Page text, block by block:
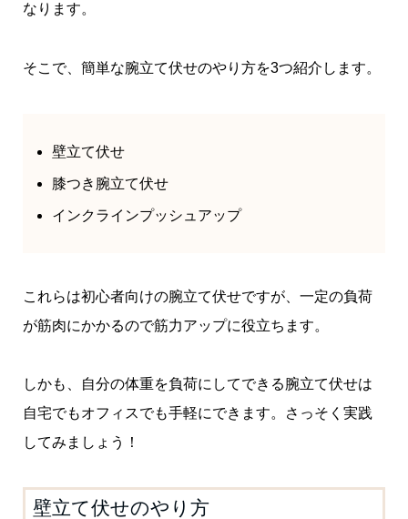
なります。
そこで、簡単な腕立て伏せのやり方を3つ紹介します。
壁立て伏せ
膝つき腕立て伏せ
インクラインプッシュアップ
これらは初心者向けの腕立て伏せですが、一定の負荷
が筋肉にかかるので筋力アップに役立ちます。
しかも、自分の体重を負荷にしてできる腕立て伏せは
自宅でもオフィスでも手軽にできます。さっそく実践
してみましょう！
壁立て伏せのやり方